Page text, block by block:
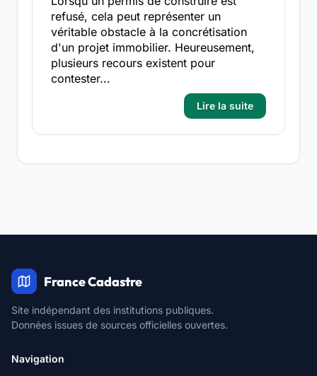
refusé, cela peut représenter un
véritable obstacle à la concrétisation
d'un projet immobilier. Heureusement,
plusieurs recours existent pour
contester...
Lire la suite
France Cadastre
Site indépendant des institutions publiques.
Données issues de sources officielles ouvertes.
Navigation